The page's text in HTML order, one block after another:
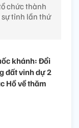
chức thành
tỉnh lần thứ
khánh: Đổi
đất vinh dự 2
Hồ về thăm